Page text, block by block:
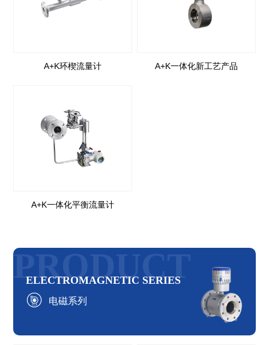
A+K环楔流量计 A+K一体化新工艺产品
A+K一体化平衡流量计
PRODUCT
ELECTROMAGNETIC SERIES
电磁系列